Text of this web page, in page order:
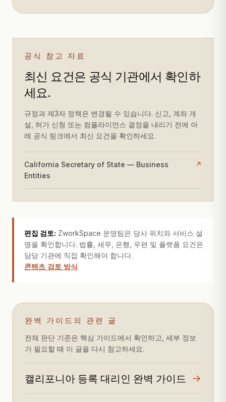
공식 참고 자료
최신 요건은 공식 기관에서 확인하
세요.
규정과 제3자 정책은 변경될 수 있습니다. 신고, 계좌 개
설, 허가 신청 또는 컴플라이언스 결정을 내리기 전에 아
래 공식 링크에서 최신 요건을 확인하세요.
California Secretary of State — Business
Entities
↗
편집 검토: ZworkSpace 운영팀은 당사 위치와 서비스 설
명을 확인합니다. 법률, 세무, 은행, 우편 및 플랫폼 요건은
담당 기관에 직접 확인해야 합니다.
콘텐츠 검토 방식
완벽 가이드의 관련 글
전체 판단 기준은 핵심 가이드에서 확인하고, 세부 정보
가 필요할 때 이 글을 다시 참고하세요.
캘리포니아 등록 대리인 완벽 가이드 →